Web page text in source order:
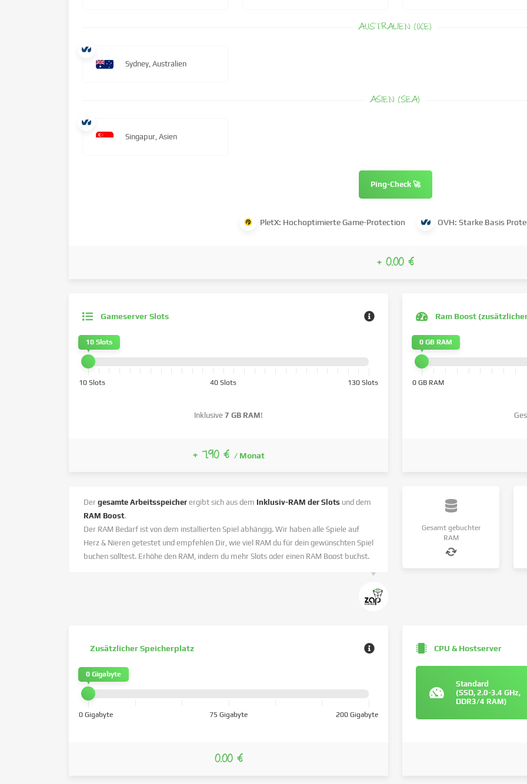
Gameserver Slots
10 Slots 40 Slots 130 Slots
Inklusive 7 GB RAM!
10 Slots
+ 7.90 € / Monat
AUSTRALIEN (OCE)
Sydney, Australien
ASIEN (SEA)
Singapur, Asien
Ping-Check 🚀
PletX: Hochoptimierte Game-Protection OVH: Starke Basis
+ 0.00 €
Ram Boost
0 GB RAM
0 GB RAM
Der gesamte Arbeitsspeicher ergibt sich aus dem Inklusiv-RAM der Slots und dem
RAM Boost.
Der RAM Bedarf ist von dem installierten Spiel abhängig. Wir haben alle Spiele auf
Herz & Nieren getestet und empfehlen Dir, wie viel RAM du für dein gewünschten Spiel
buchen solltest. Erhöhe den RAM, indem du mehr Slots oder einen RAM Boost buchst.
Gesamt gebuchter
RAM
Zusätzlicher Speicherplatz
0 Gigabyte 75 Gigabyte 200 Gigabyte
0 Gigabyte
0.00 €
CPU & Hostserver
Standard
(SSD, 2.0-3.4 GHz,
DDR3/4 RAM)